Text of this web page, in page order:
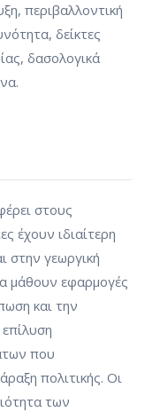
περιβαλλοντική
δείκτες
δασολογικά
στους
έχουν ιδιαίτερη
στην γεωργική
μάθουν εφαρμογές
και την
που
πολιτικής. Οι
των